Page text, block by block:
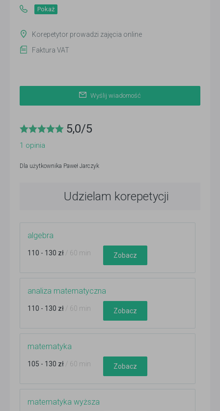
Pokaż
Korepetytor prowadzi zajęcia online
Faktura VAT
Wyślij wiadomość
5,0/5
1 opinia
Dla użytkownika Paweł Jarczyk
Udzielam korepetycji
algebra
110 - 130 zł / 60 min Zobacz
analiza matematyczna
110 - 130 zł / 60 min Zobacz
matematyka
105 - 130 zł / 60 min Zobacz
matematyka wyższa